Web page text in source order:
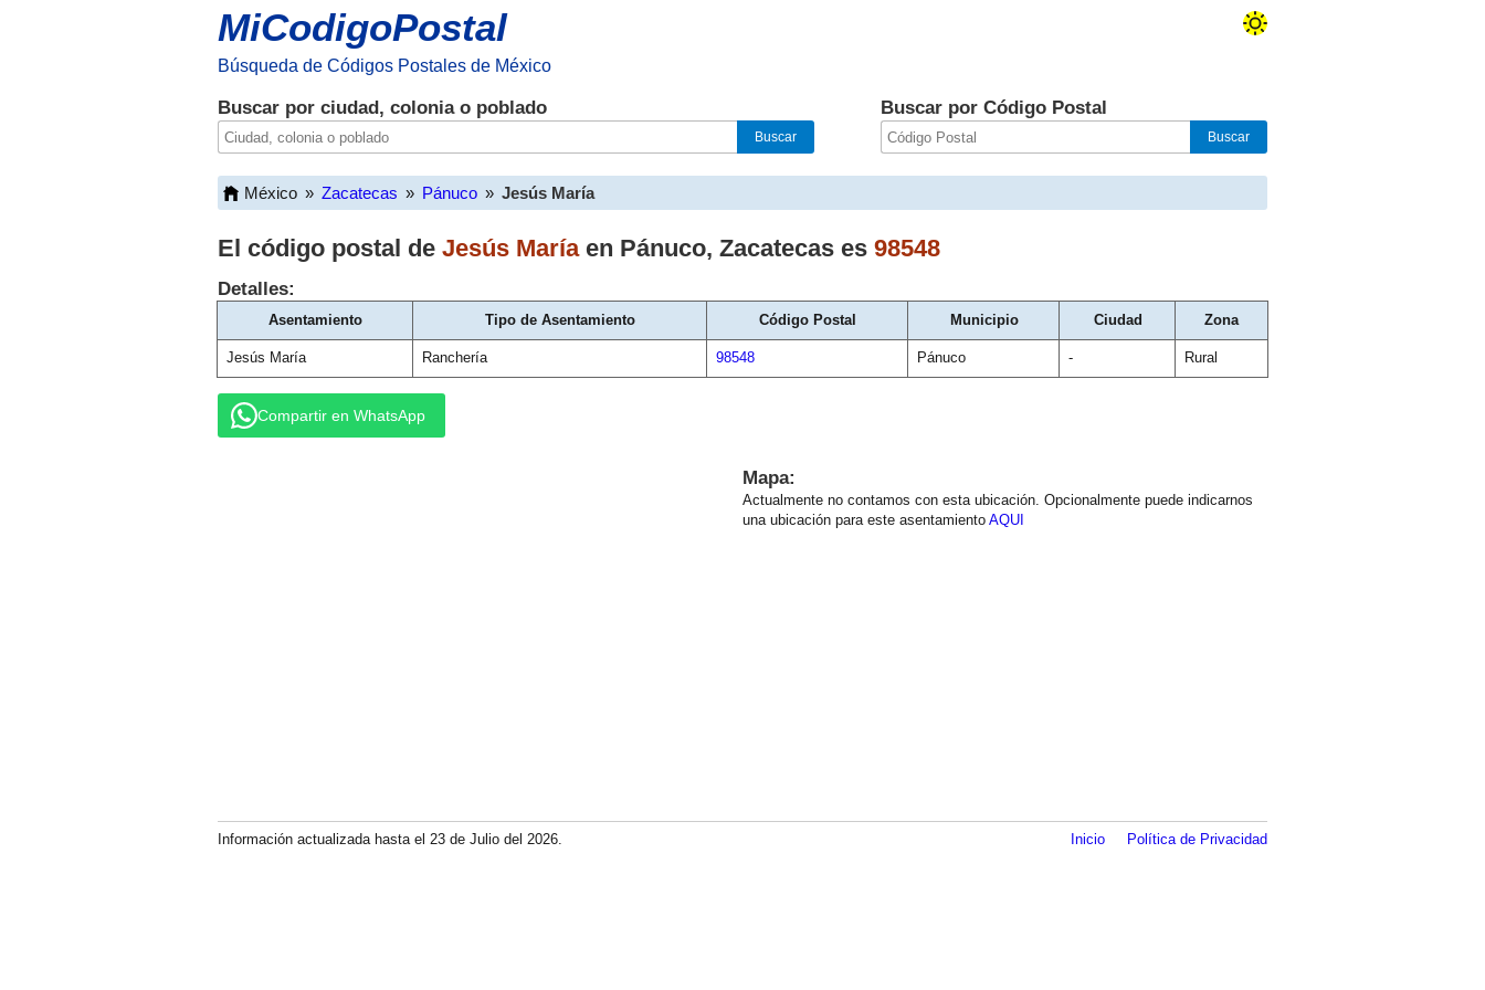
MiCodigoPostal
Búsqueda de Códigos Postales de México
Buscar por ciudad, colonia o poblado Buscar por Código Postal
México » Zacatecas » Pánuco » Jesús María
El código postal de Jesús Maríaen Pánuco, Zacatecas es 98548
Detalles:
Asentamiento Tipo de Asentamiento Código Postal Municipio Ciudad Zona
Jesús María Ranchería 98548 Pánuco - Rural
Compartir en WhatsApp
Mapa:
Actualmente no contamos con esta ubicación. Opcionalmente puede indicarnos
una ubicación para este asentamiento AQUI
Información actualizada hasta el 23 de Julio del 2026. Inicio Política de Privacidad